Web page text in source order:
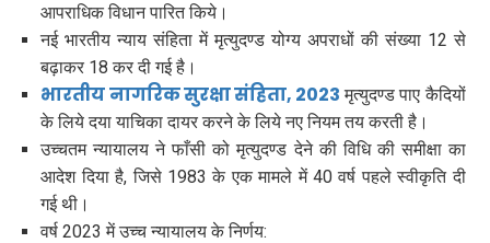
आपराधिक विधान पारित किये।
नई भारतीय न्याय संहिता में मृत्युदण्ड योग्य अपराधों की संख्या 12 से
बढ़ाकर 18 कर दी गई है।
भारतीय नागरिक सुरक्षा संहिता, 2023 मृत्युदण्ड पाए कैदियों
के लिये दया याचिका दायर करने के लिये नए नियम तय करती है।
उच्चतम न्यायालय ने फाँसी को मृत्युदण्ड देने की विधि की समीक्षा का
आदेश दिया है, जिसे 1983 के एक मामले में 40 वर्ष पहले स्वीकृति दी
गई थी।
वर्ष 2023 में उच्च न्यायालय के निर्णय: